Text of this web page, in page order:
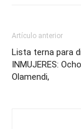
Artículo anterior
Lista terna para
INMUJERES:
Olamendi,